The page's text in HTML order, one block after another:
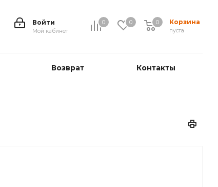
0 0 Корзина
0
пуста
0
Войти
Мой кабинет
Возврат Контакты